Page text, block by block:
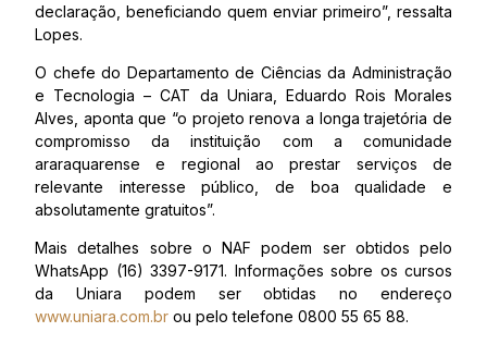
declaração, beneficiando quem enviar primeiro”, ressalta
Lopes.
O chefe do Departamento de Ciências da Administração
e Tecnologia – CAT da Uniara, Eduardo Rois Morales
Alves, aponta que “o projeto renova a longa trajetória de
compromisso da instituição com a comunidade
araraquarense e regional ao prestar serviços de
relevante interesse público, de boa qualidade e
absolutamente gratuitos”.
Mais detalhes sobre o NAF podem ser obtidos pelo
WhatsApp (16) 3397-9171. Informações sobre os cursos
da Uniara podem ser obtidas no endereço
www.uniara.com.br ou pelo telefone 0800 55 65 88.